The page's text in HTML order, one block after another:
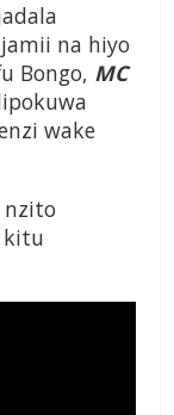
na hiyo
Bongo, MC
wake
nzito
kitu